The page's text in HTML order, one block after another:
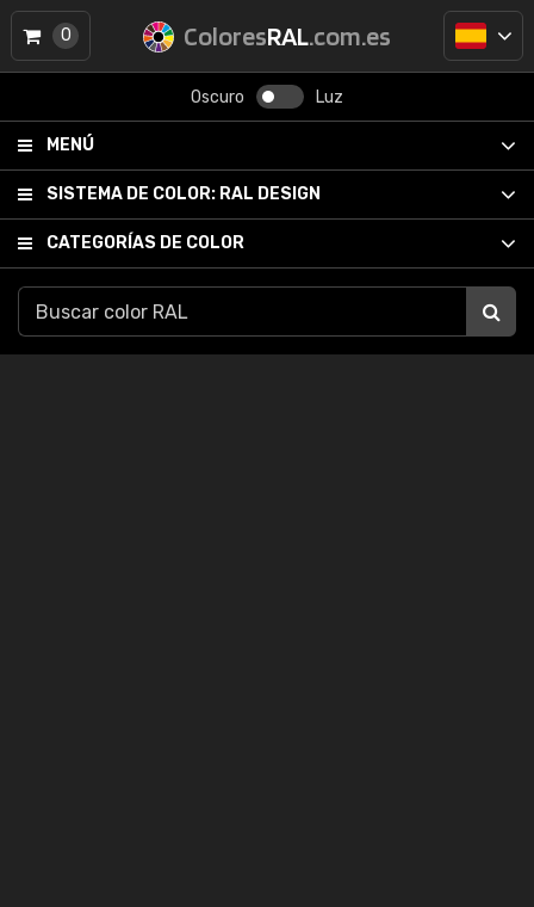
ColoresRAL.com.es
Oscuro Luz
MENÚ
SISTEMA DE COLOR: RAL DESIGN
CATEGORÍAS DE COLOR
0